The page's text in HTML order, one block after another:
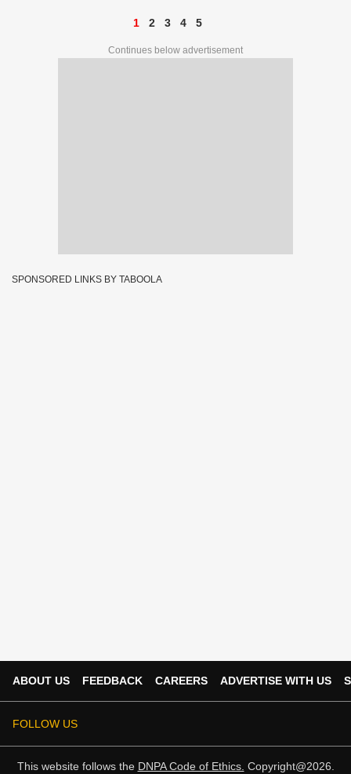
1 2 3 4 5
Continues below advertisement
SPONSORED LINKS BY TABOOLA
ABOUT US FEEDBACK CAREERS ADVERTISE WITH US
FOLLOW US
This website follows the DNPA Code of Ethics. Copyright@2026.